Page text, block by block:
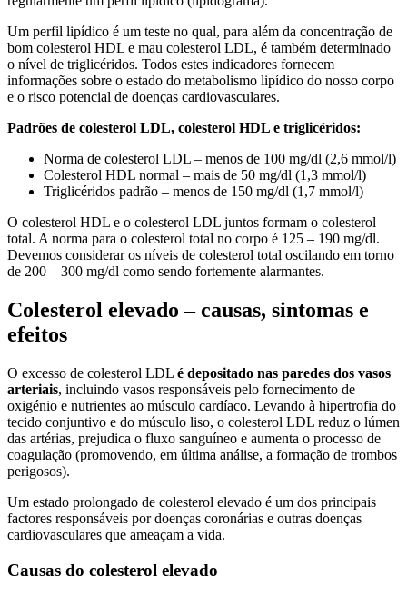
Um perfil lipídico é um teste no qual, para além da concentração de
bom colesterol HDL e mau colesterol LDL, é também determinado
o nível de triglicéridos. Todos estes indicadores fornecem
informações sobre o estado do metabolismo lipídico do nosso corpo
e o risco potencial de doenças cardiovasculares.
Padrões de colesterol LDL, colesterol HDL e triglicéridos:
Norma de colesterol LDL – menos de 100 mg/dl (2,6 mmol/l)
Colesterol HDL normal – mais de 50 mg/dl (1,3 mmol/l)
Triglicéridos padrão – menos de 150 mg/dl (1,7 mmol/l)
O colesterol HDL e o colesterol LDL juntos formam o colesterol
total. A norma para o colesterol total no corpo é 125 – 190 mg/dl.
Devemos considerar os níveis de colesterol total oscilando em torno
de 200 – 300 mg/dl como sendo fortemente alarmantes.
Colesterol elevado – causas, sintomas e
efeitos
O excesso de colesterol LDL é depositado nas paredes dos vasos
arteriais, incluindo vasos responsáveis pelo fornecimento de
oxigénio e nutrientes ao músculo cardíaco. Levando à hipertrofia do
tecido conjuntivo e do músculo liso, o colesterol LDL reduz o lúmen
das artérias, prejudica o fluxo sanguíneo e aumenta o processo de
coagulação (promovendo, em última análise, a formação de trombos
perigosos).
Um estado prolongado de colesterol elevado é um dos principais
factores responsáveis por doenças coronárias e outras doenças
cardiovasculares que ameaçam a vida.
Causas do colesterol elevado